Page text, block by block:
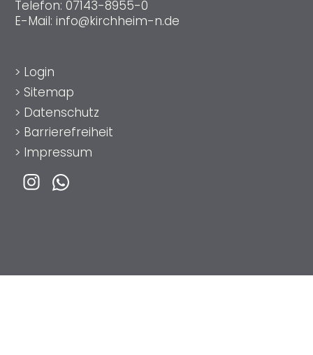
Telefon: 07143-8955-0
E-Mail: info@kirchheim-n.de
> Login
> Sitemap
> Datenschutz
> Barrierefreiheit
> Impressum